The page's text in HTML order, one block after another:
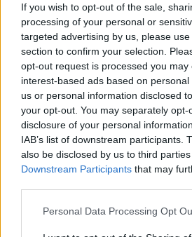
If you wish to opt-out of the sale,
processing of your personal or
targeted advertising by us, please
section to confirm your selection.
opt-out request is processed you may
interest-based ads based on
us or personal information disclosed
your opt-out. You may separately
disclosure of your personal
IAB’s list of downstream participants.
also be disclosed by us to third
Downstream Participants that may
Personal Data Processing Opt
vienus metus teko su pavydu
Klaipėdos rajoną, Svencelę.
„Žmonių susidomėjimas
pramogomis yra didžiulis. Dabar
pamaryje, nėra tokios bazės,
Svencelėje, todėl tekdavo
Įrengus naują objektą Kintuose,
savo buriuotojų, kaituotojų
Svarstoma, kad naujas objektas
verslą, nes padaugėjus